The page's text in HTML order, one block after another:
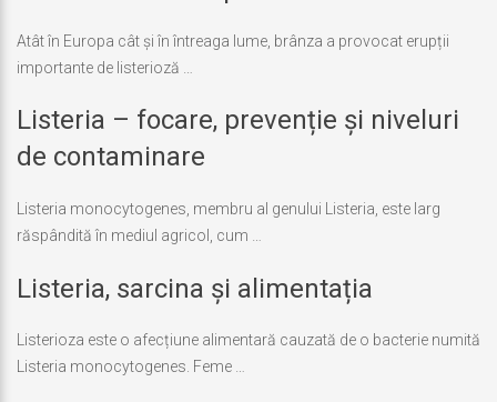
2018
Atât în Europa cât și în întreaga lume, brânza a provocat erupții
importante de listerioză …
Ultima
actualizare iunie
2018
Listeria – focare, prevenție și niveluri
de contaminare
Listeria monocytogenes, membru al genului Listeria, este larg
răspândită în mediul agricol, cum …
Ultima
25,
2018
Listeria, sarcina și alimentația
Listerioza este o afecțiune alimentară cauzată de o bacterie numită
Listeria monocytogenes. Feme …